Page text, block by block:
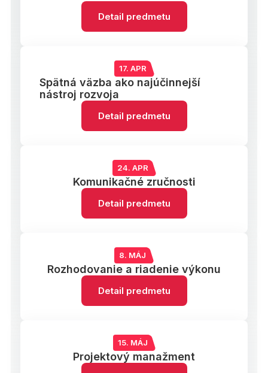
Detail predmetu
17. APR
Spätná väzba ako najúčinnejší
nástroj rozvoja
Detail predmetu
24. APR
Komunikačné zručnosti
Detail predmetu
8. MÁJ
Rozhodovanie a riadenie výkonu
Detail predmetu
15. MÁJ
Projektový manažment